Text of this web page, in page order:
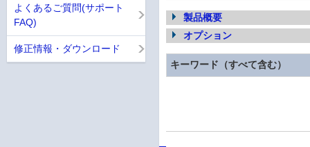
製品概要
オプション
キーワード（すべて含む）
よくあるご質問(サポート
FAQ)
修正情報・ダウンロード